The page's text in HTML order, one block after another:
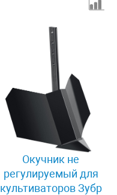
Окучник не
регулируемый для
культиваторов Зубр